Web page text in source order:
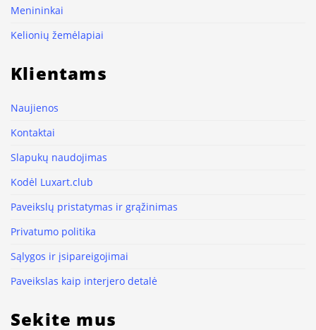
Menininkai
Kelionių žemėlapiai
Klientams
Naujienos
Kontaktai
Slapukų naudojimas
Kodėl Luxart.club
Paveikslų pristatymas ir grąžinimas
Privatumo politika
Sąlygos ir įsipareigojimai
Paveikslas kaip interjero detalė
Sekite mus